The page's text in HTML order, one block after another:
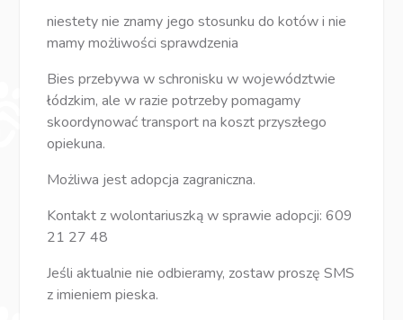
niestety nie znamy jego stosunku do kotów i nie
mamy możliwości sprawdzenia
Bies przebywa w schronisku w województwie
łódzkim, ale w razie potrzeby pomagamy
skoordynować transport na koszt przyszłego
opiekuna.
Możliwa jest adopcja zagraniczna.
Kontakt z wolontariuszką w sprawie adopcji: 609
21 27 48
Jeśli aktualnie nie odbieramy, zostaw proszę SMS
z imieniem pieska.